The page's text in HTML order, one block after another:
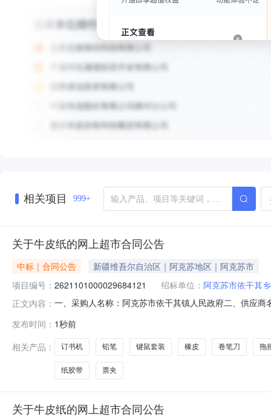
相关项目 999+
关于牛皮纸的网上超市合同公告
中标｜合同公告
新疆维吾尔自治区｜阿克苏地区｜阿克苏市
项目编号： 2621101000029684121 招标单位： 阿克苏市依干其
正文内容： 一、采购人名称：阿克苏市依干其镇人民政府二、供应
案/SANISYA4空白牛皮纸-张2.00501002得力0385订书
发布时间： 1秒前
相关产品：
订书机 铅笔 键鼠套装 橡皮 卷笔刀 拖
纸胶带 票夹
关于牛皮纸的网上超市合同公告